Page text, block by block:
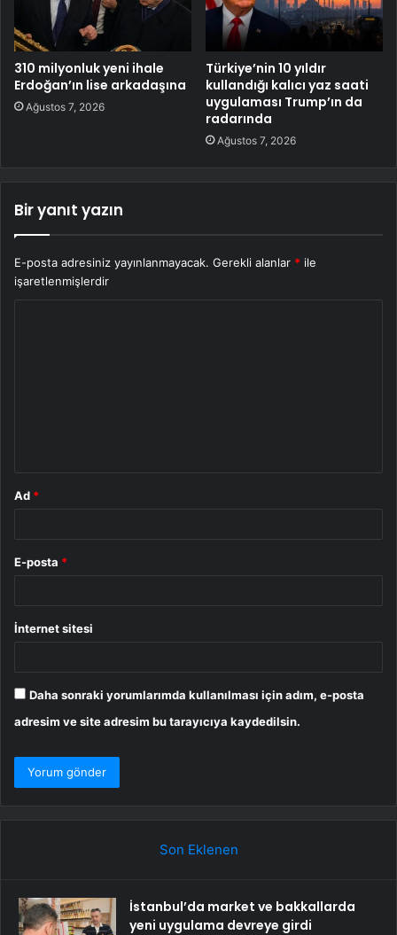
310 milyonluk yeni ihale
Erdoğan’ın lise arkadaşına
Ağustos 7, 2026
Türkiye’nin 10 yıldır
kullandığı kalıcı yaz saati
uygulaması Trump’ın da
radarında
Ağustos 7, 2026
Bir yanıt yazın
E-posta adresiniz yayınlanmayacak. Gerekli alanlar * ile
işaretlenmişlerdir
Ad *
E-posta *
İnternet sitesi
Daha sonraki yorumlarımda kullanılması için adım, e-posta
adresim ve site adresim bu tarayıcıya kaydedilsin.
Son Eklenen
İstanbul’da market ve bakkallarda
yeni uygulama devreye girdi